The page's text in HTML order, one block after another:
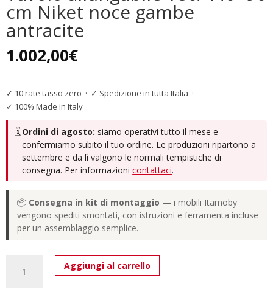
cm Niket noce gambe
antracite
1.002,00€
✓ 10 rate tasso zero · ✓ Spedizione in tutta Italia ·
✓ 100% Made in Italy
🗓️Ordini di agosto: siamo operativi tutto il mese e
confermiamo subito il tuo ordine. Le produzioni ripartono a
settembre e da lì valgono le normali tempistiche di
consegna. Per informazionicontattaci.
📦 Consegna in kit di montaggio — i mobili Itamoby
vengono spediti smontati, con istruzioni e ferramenta incluse
per un assemblaggio semplice.
allungabile
Aggiungi al carrello